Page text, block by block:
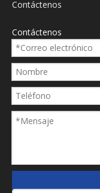
0531000005
05710640
0814661
081-4661
099008S
1000736512
Contáctenos
Contáctenos